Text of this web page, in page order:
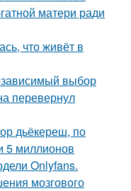
матери ради
что живёт в
выбор
перевернул
дьёкереш, по
5 миллионов
Onlyfans.
мозгового